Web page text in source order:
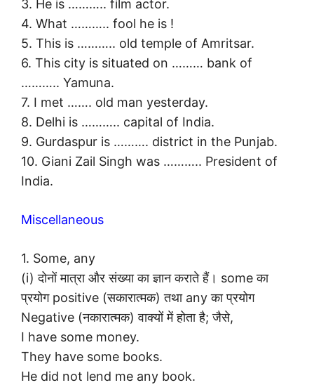
3. He is ……….. film actor.
4. What ……….. fool he is !
5. This is ……….. old temple of Amritsar.
6. This city is situated on ……… bank of
……….. Yamuna.
7. I met ……. old man yesterday.
8. Delhi is ……….. capital of India.
9. Gurdaspur is ………. district in the Punjab.
10. Giani Zail Singh was ……….. President of
India.
Miscellaneous
1. Some, any
(i) दोनों मात्रा और संख्या का ज्ञान कराते हैं। some का
प्रयोग positive (सकारात्मक) तथा any का प्रयोग
Negative (नकारात्मक) वाक्यों में होता है; जैसे,
I have some money.
They have some books.
He did not lend me any book.